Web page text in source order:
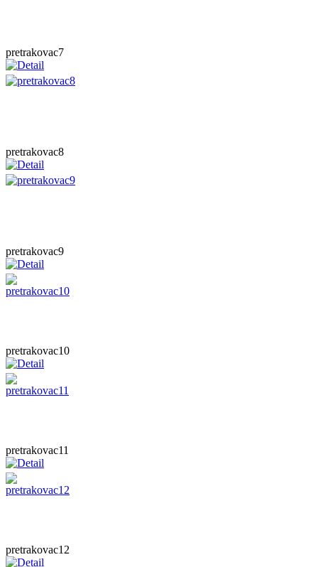
pretrakovac7
pretrakovac8
pretrakovac9
pretrakovac10
pretrakovac11
pretrakovac12